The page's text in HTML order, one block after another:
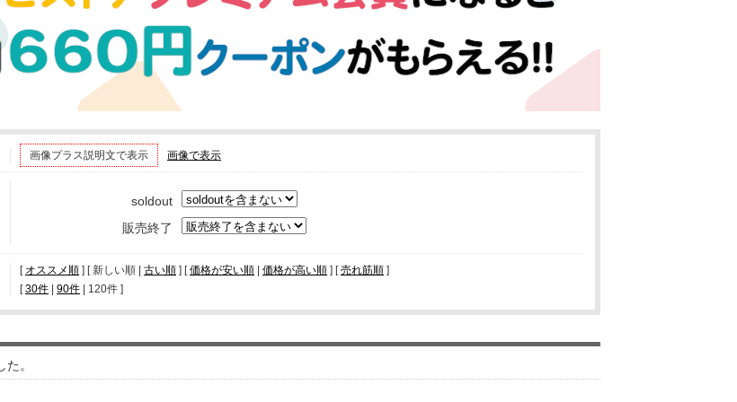
画像プラス説明文で表示 画像で表示
soldout
販売終了
[ オススメ順 ] [ 新しい順 | 古い順 ] [価格が安い順 | 価格が高い順 ] [売れ筋順 ]
[ 30件 | 90件 | 120件 ]
。